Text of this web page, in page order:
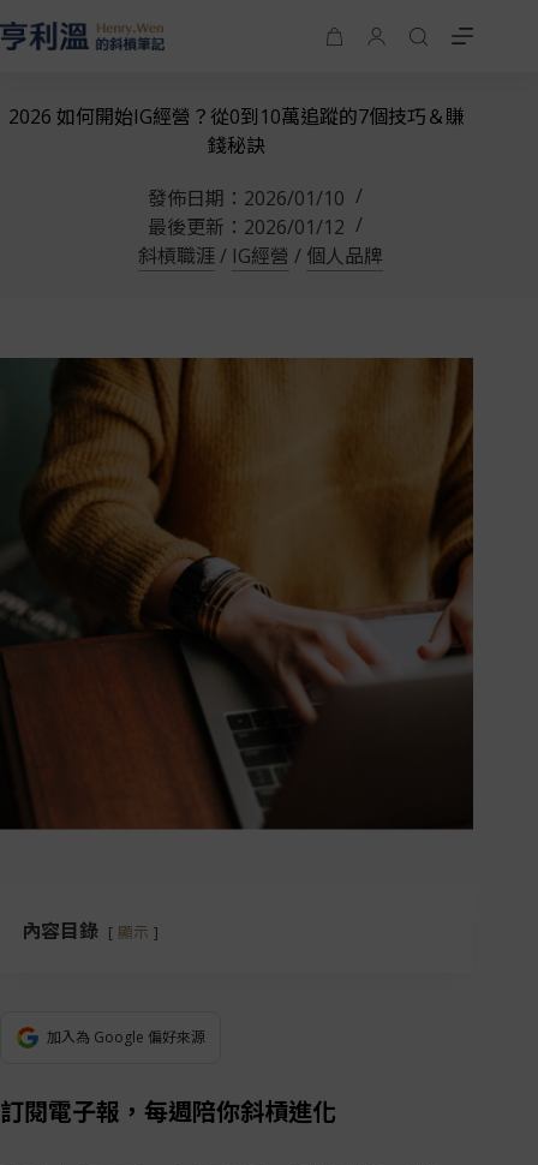
2026 如何開始IG經營？從0到10萬追蹤的7個技巧＆賺
錢秘訣
發佈日期： 2026/01/10
最後更新： 2026/01/12
斜槓職涯/ IG經營 / 個人品牌
內容目錄 顯示
加入為 Google 偏好來源
訂閱電子報，每週陪你斜槓進化